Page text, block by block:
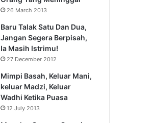
26 March 2013
Baru Talak Satu Dan Dua,
Jangan Segera Berpisah,
Ia Masih Istrimu!
27 December 2012
Mimpi Basah, Keluar Mani,
keluar Madzi, Keluar
Wadhi Ketika Puasa
12 July 2013